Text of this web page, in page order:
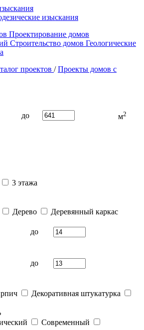
изыскания
Проектирование домов
Строительство домов Геологические
проектов / Проекты домов с
до м2
3 этажа
Дерево
Деревянный каркас
до
до
Декоративная штукатурка
Современный